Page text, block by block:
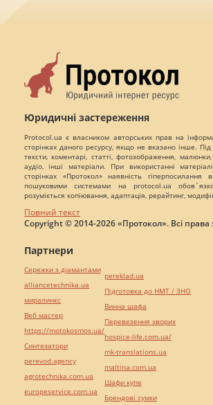
Юридичні застереження
Protocol.ua є власником авторських прав на
сторінках даного ресурсу, якщо не вказано інше.
тексти, коментарі, статті, фотозображення,
аудіо, інші матеріали. При використанні
сторінках «Протокол» наявність гіперпосилання
пошуковими системами на protocol.ua
розуміється копіювання, адаптація, рерайтинг,
Повний текст
Copyright © 2014-2026 «Протокол». Всі права
Партнери
Сережки з діамантами
alliancetechnika.ua
миралинкс
Веб мастер
https://motokosmos.ua/
Синтезатори
perevod.agency
agrotechnika.com.ua
europeservice.com.ua
pereklad.ua
Підготовка до НМТ / ЗНО
Винна шафа
Перевезення хворих
hospice-life.com.ua/
mk-translations.ua
maltina.com.ua
Шафи купе
Брендові сумки